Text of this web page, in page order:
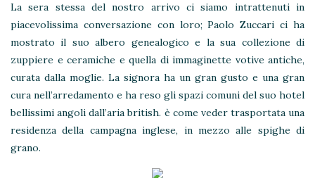
La sera stessa del nostro arrivo ci siamo intrattenuti in
piacevolissima conversazione con loro; Paolo Zuccari ci ha
mostrato il suo albero genealogico e la sua collezione di
zuppiere e ceramiche e quella di immaginette votive antiche,
curata dalla moglie. La signora ha un gran gusto e una gran
cura nell’arredamento e ha reso gli spazi comuni del suo hotel
bellissimi angoli dall’aria british. è come veder trasportata una
residenza della campagna inglese, in mezzo alle spighe di
grano.